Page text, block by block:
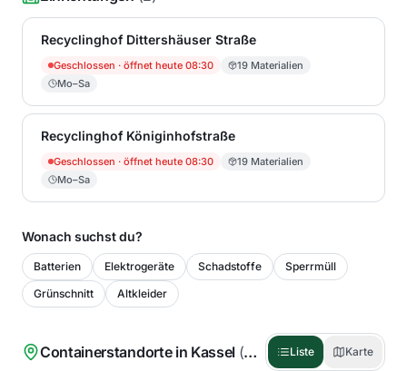
Recyclinghof Dittershäuser Straße
Geschlossen · öffnet heute 08:30 19 Materialien
Mo–Sa
Recyclinghof Königinhofstraße
Geschlossen · öffnet heute 08:30 19 Materialien
Mo–Sa
Wonach suchst du?
Batterien Elektrogeräte Schadstoffe
Sperrmüll
Grünschnitt
Altkleider
Containerstandorte in Kassel (500 Liste Karte